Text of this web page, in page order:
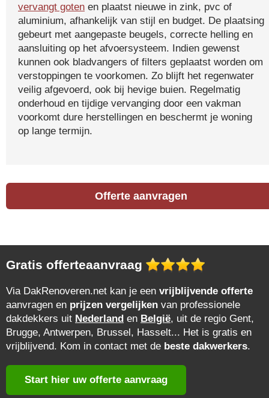
vervangt goten en plaatst nieuwe in zink, pvc of
aluminium, afhankelijk van stijl en budget. De plaatsing
gebeurt met aangepaste beugels, correcte helling en
aansluiting op het afvoersysteem. Indien gewenst
kunnen ook bladvangers of filters geplaatst worden om
verstoppingen te voorkomen. Zo blijft het regenwater
veilig afgevoerd, ook bij hevige buien. Regelmatig
onderhoud en tijdige vervanging door een vakman
voorkomt dure herstellingen en beschermt je woning
op lange termijn.
Offerte aanvragen
Gratis offerteaanvraag
Via DakRenoveren.net kan je een vrijblijvende offerte
aanvragen en prijzen vergelijken van professionele
dakdekkers uit Nederland en België, uit de regio Gent,
Brugge, Antwerpen, Brussel, Hasselt... Het is gratis en
vrijblijvend. Kom in contact met de beste dakwerkers.
Start hier uw offerte aanvraag